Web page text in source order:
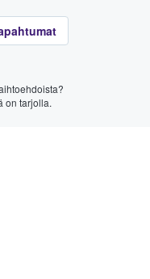
on tarjolla.